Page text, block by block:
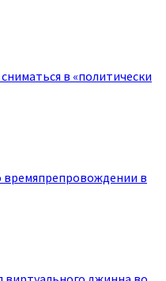
в «политически
времяпрепровождении в